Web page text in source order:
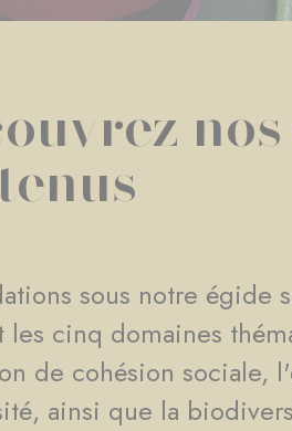
sous notre
les cinq domaines
de cohésion sociale,
ainsi que la